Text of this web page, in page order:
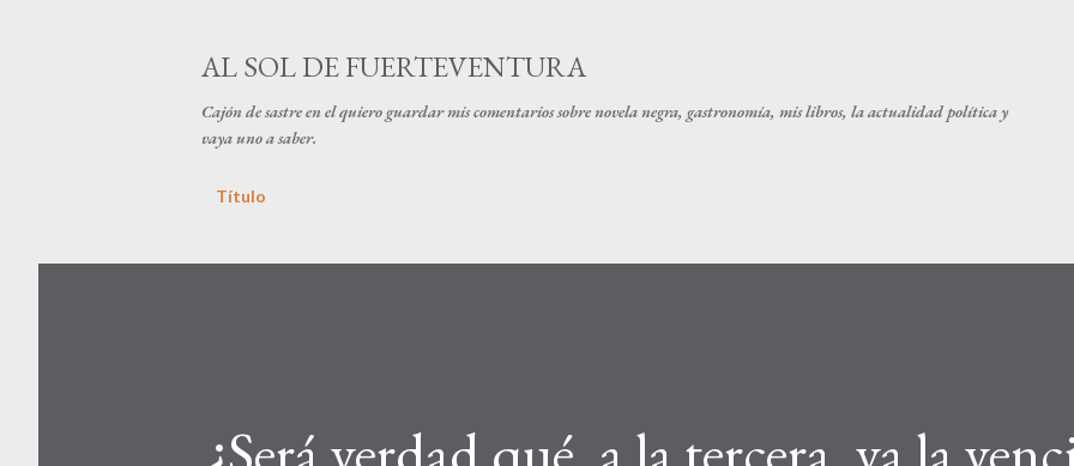
AL SOL DE FUERTEVENTURA
Cajón de sastre en el quiero guardar mis comentarios sobre novela negra, gastronomía, mis libros, la actualidad política y
vaya uno a saber.
Título